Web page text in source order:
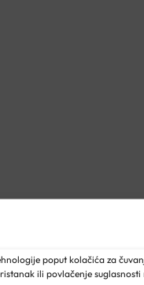
poput kolačića za
ili povlačenje